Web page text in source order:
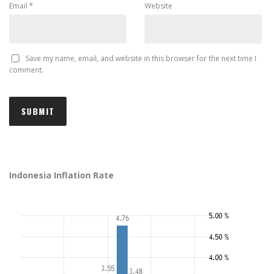
Email * Website
Save my name, email, and website in this browser for the next time I
comment.
Indonesia Inflation Rate